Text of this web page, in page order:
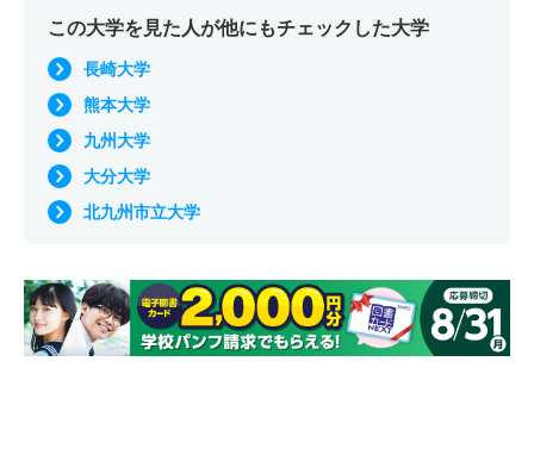
この大学を見た人が他にもチェックした大学
長崎大学
熊本大学
九州大学
大分大学
北九州市立大学